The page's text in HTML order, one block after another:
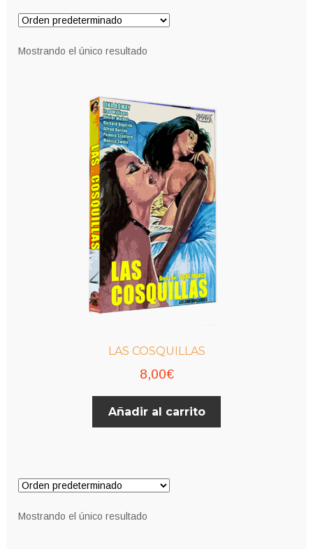
Mostrando el único resultado
LAS COSQUILLAS
8,00€
Añadir al carrito
Mostrando el único resultado